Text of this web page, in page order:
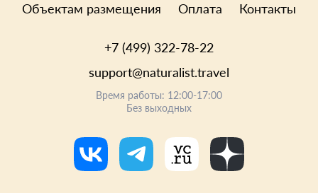
Объектам размещения
Оплата Контакты
+7 (499) 322-78-22
support@naturalist.travel
Время работы: 12:00-17:00
Без выходных